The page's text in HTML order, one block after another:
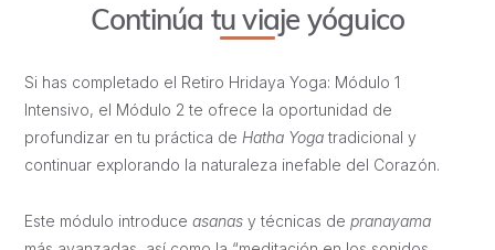
Continúa tu viaje yóguico
Si has completado el Retiro Hridaya Yoga: Módulo 1
Intensivo, el Módulo 2 te ofrece la oportunidad de
profundizar en tu práctica de Hatha Yoga tradicional y
continuar explorando la naturaleza inefable del Corazón.
Este módulo introduceasanas y técnicas depranayama